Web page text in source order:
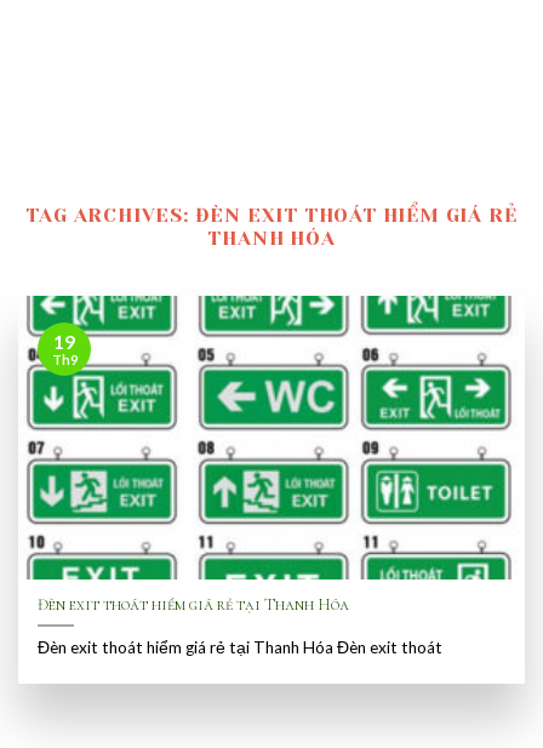
TAG ARCHIVES: ĐÈN EXIT THOÁT HIỂM GIÁ RẺ
THANH HÓA
Đèn exit thoát hiểm giá rẻ tại Thanh Hóa
Đèn exit thoát hiểm giá rẻ tại Thanh Hóa Đèn exit thoát
19
Th9